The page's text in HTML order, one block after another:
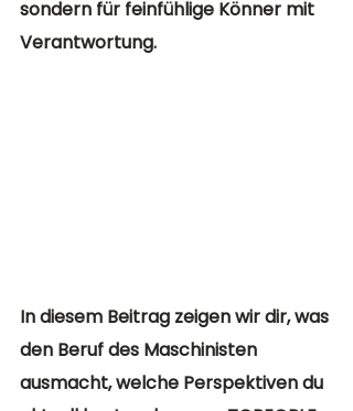
sondern für feinfühlige Könner mit
Verantwortung.
In diesem Beitrag zeigen wir dir, was
den Beruf des Maschinisten
ausmacht, welche Perspektiven du